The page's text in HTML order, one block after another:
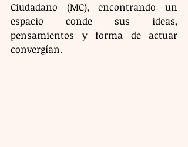
Ciudadano (MC), encontrando un
espacio conde sus ideas,
pensamientos y forma de actuar
convergían.